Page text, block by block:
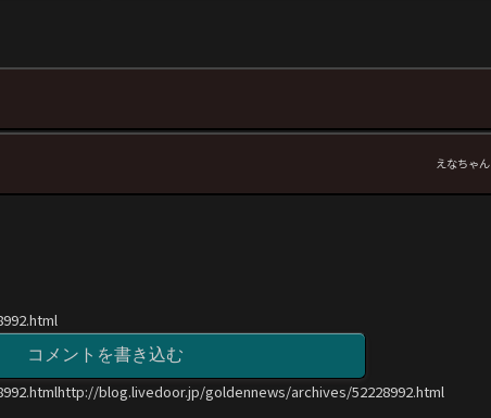
えなちゃん
コメントを書き込む
blog.livedoor.jp/goldennews/archives/52228992.html